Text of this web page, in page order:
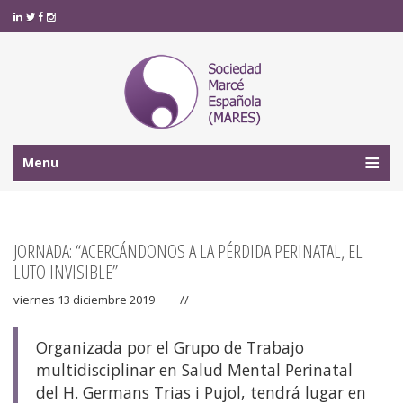
Menu
JORNADA: “ACERCÁNDONOS A LA PÉRDIDA PERINATAL, EL
LUTO INVISIBLE”
viernes 13 diciembre 2019 //
Organizada por el Grupo de Trabajo
multidisciplinar en Salud Mental Perinatal
del H. Germans Trias i Pujol, tendrá lugar en